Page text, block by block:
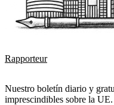
Rapporteur
Nuestro boletín diario y
imprescindibles sobre la UE.